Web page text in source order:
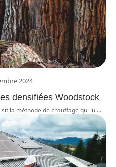
2024
densifiées Woodstock
la méthode de chauffage qui lui…